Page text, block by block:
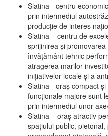
Slatina - centru
prin intermediul
producţie de interes
Slatina – centru de
sprijinirea şi
învăţământ tehnic
atragerea marilor
iniţiativelor locale şi a
Slatina - oraş compact
funcţionale majore sunt
prin intermediul unor
Slatina – oraş atractiv
spaţiului public,